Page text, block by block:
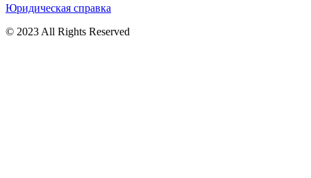
Юридическая справка
© 2023 All Rights Reserved